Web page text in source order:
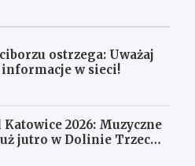
ostrzega: Uważaj
informacje w sieci!
Katowice 2026: Muzyczne
jutro w Dolinie Trzech